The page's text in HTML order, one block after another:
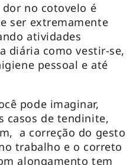
dor no cotovelo é
ser extremamente
atividades
diária como vestir-se,
pessoal e até
pode imaginar,
casos de tendinite,
a correção do gesto
trabalho e o correto
alongamento tem